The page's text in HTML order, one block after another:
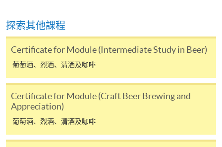
表格後，請連同報名費/學費以及所需證明文件親
往報名中心或以郵遞方式遞交。
報讀同一學歷頒授課程內其他單元
​學院為學歷頒授課程特設「註冊及學費通知」，適
用於一般學歷頒授課程。
課程負責人會為學員送上「註冊及學費通知」
探索其他課程
Certificate for Module (Intermediate Study in Beer)
葡萄酒、烈酒、清酒及咖啡
Certificate for Module (Craft Beer Brewing and
Appreciation)
葡萄酒、烈酒、清酒及咖啡